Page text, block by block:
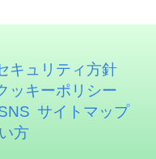
キュリティ方針
ッキーポリシー
サイトマップ
方